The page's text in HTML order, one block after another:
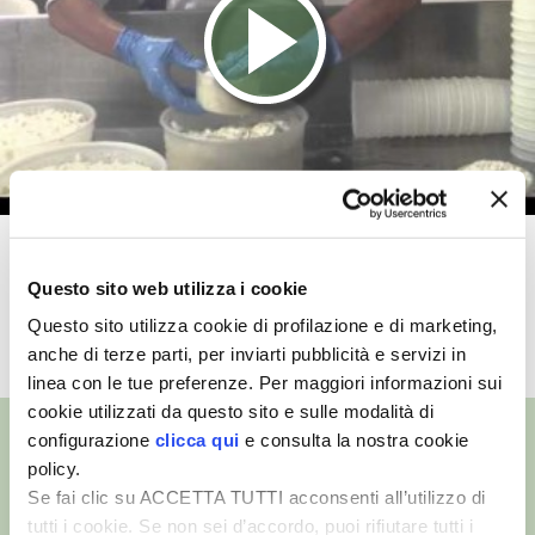
Questo sito web utilizza i cookie
Questo sito utilizza cookie di profilazione e di marketing,
anche di terze parti, per inviarti pubblicità e servizi in
linea con le tue preferenze. Per maggiori informazioni sui
cookie utilizzati da questo sito e sulle modalità di
configurazione clicca qui e consulta la nostra cookie
policy.
Se fai clic su ACCETTA TUTTI acconsenti all’utilizzo di
tutti i cookie. Se non sei d’accordo, puoi rifiutare tutti i
VIGNETO BIO
PENSA ALTERNATIVO
GARDENA
RIMANI A CONTATTO CON LA NATURA
CRESCERE INSIEME
ARCHMAN
VITA IN CAMPAGNA LA FIERA
NATURALMENTE
Montébore
TUTTI I VIDEO
© - Tutti i diritti riservati